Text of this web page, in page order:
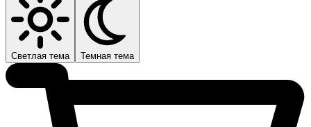
Светлая тема Темная тема